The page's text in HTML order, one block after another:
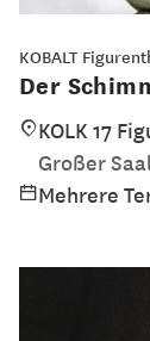
KOBALT
Der
KOLK 17
Großer
Mehrere